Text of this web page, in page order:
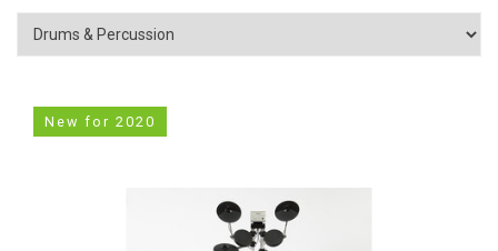
New for 2020